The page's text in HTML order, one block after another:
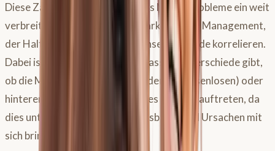
Diese Zahlen verdeutlichen, dass Magenprobleme ein weit
verbreitetes Leiden sind und stark mit dem Management,
der Haltung und der Nutzung unserer Pferde korrelieren.
Dabei ist es wichtig zu wissen, dass es Unterschiede gibt,
ob die Magengeschwüre im vorderen (drüsenlosen) oder
hinteren (drüsenhaltigen) Teil des Magens auftreten, da
dies unterschiedliche Krankheitsbilder und Ursachen mit
sich bringt.